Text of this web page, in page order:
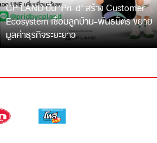
CP LAND ปั้น ‘Pri-d’ สร้าง Customer
Ecosystem เชื่อมลูกบ้าน-พันธมิตร ขยาย
มูลค่าธุรกิจระยะยาว